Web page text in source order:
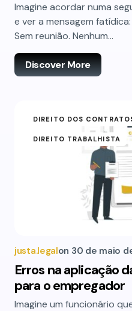
Imagine acordar numa
e ver a mensagem
Sem reunião. Nenhum…
Discover More
DIREITO DOS
DIREITO TRABALHISTA
justa.legalon 30 de maio
Erros na aplicação
para o empregador
Imagine um funcionário